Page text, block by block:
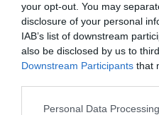
your opt-out. You may
disclosure of your personal
IAB’s list of downstream
also be disclosed by us to
Downstream Participants that
Personal Data
Τελευταία